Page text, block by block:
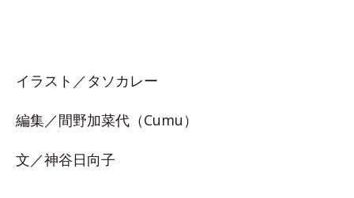
イラスト／タソカレー
編集／間野加菜代（Cumu）
文／神谷日向子